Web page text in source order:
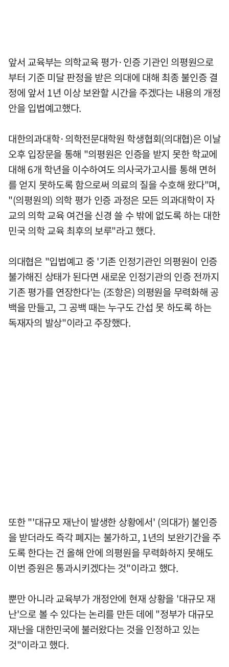
앞서 교육부는 의학교육 평가·인증 기관인 의평원으로
부터 기준 미달 판정을 받은 의대에 대해 최종 불인증 결
정에 앞서 1년 이상 보완할 시간을 주겠다는 내용의 개정
안을 입법예고했다.
대한의과대학·의학전문대학원 학생협회(의대협)은 이날
오후 입장문을 통해 "의평원은 인증을 받지 못한 학교에
대해 6개 학년을 이수하여도 의사국가고시를 통해 면허
를 얻지 못하도록 함으로써 의료의 질을 수호해 왔다"며,
"(의평원의) 의학 평가 인증 과정은 모든 의과대학이 자
교의 의학 교육 여건을 신경 쓸 수 밖에 없도록 하는 대한
민국 의학 교육 최후의 보루"라고 했다.
의대협은 "입법예고 중 '기존 인정기관인 의평원이 인증
불가해진 상태가 된다면 새로운 인정기관의 인증 전까지
기존 평가를 연장한다'는 (조항은) 의평원을 무력화해 공
백을 만들고, 그 공백 때는 누구도 간섭 못 하도록 하는
독재자의 발상"이라고 주장했다.
또한 "'대규모 재난이 발생한 상황에서' (의대가) 불인증
을 받더라도 즉각 폐지는 불가하고, 1년의 보완기간을 주
도록 한다는 건 올해 안에 의평원을 무력화하지 못해도
이번 증원은 통과시키겠다는 것"이라고 했다.
뿐만 아니라 교육부가 개정안에 현재 상황을 '대규모 재
난'으로 볼 수 있다는 논리를 만든 데에 "정부가 대규모
재난을 대한민국에 불러왔다는 것을 인정하고 있는
것"이라고 했다.